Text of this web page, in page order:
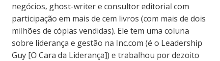
negócios, ghost-writer e consultor editorial com
participação em mais de cem livros (com mais de dois
milhões de cópias vendidas). Ele tem uma coluna
sobre liderança e gestão na Inc.com (é o Leadership
Guy [O Cara da Liderança]) e trabalhou por dezoito